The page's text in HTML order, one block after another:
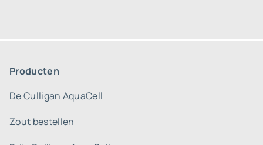
Producten
De Culligan AquaCell
Zout bestellen